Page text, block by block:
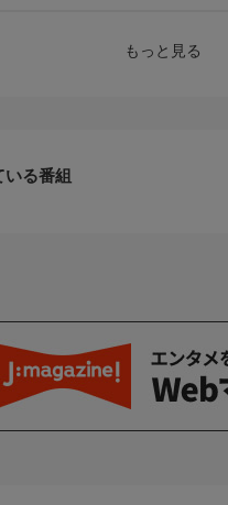
もっと見る
る番組